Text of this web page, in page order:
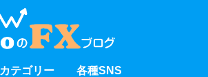
カテゴリー 各種SNS